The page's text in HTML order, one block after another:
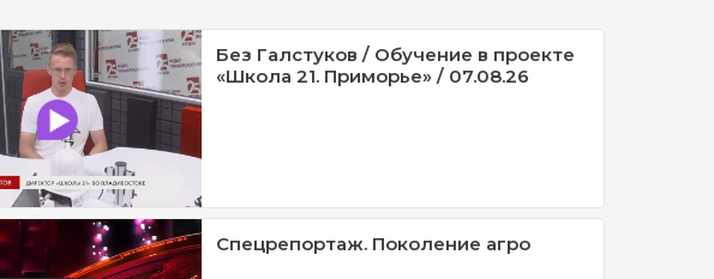
Без Галстуков / Обучение в проекте
«Школа 21. Приморье» / 07.08.26
Спецрепортаж. Поколение агро